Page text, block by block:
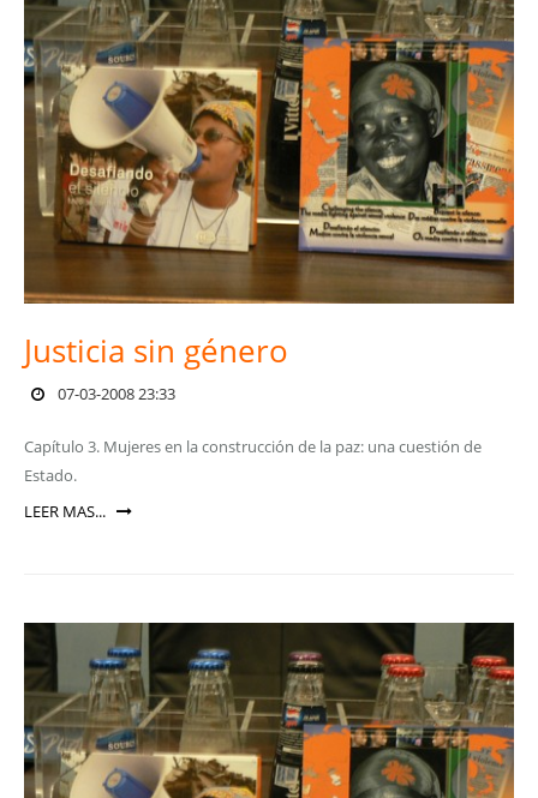
Justicia sin género
07-03-2008 23:33
Capítulo 3. Mujeres en la construcción de la paz: una cuestión de
Estado.
LEER MAS...